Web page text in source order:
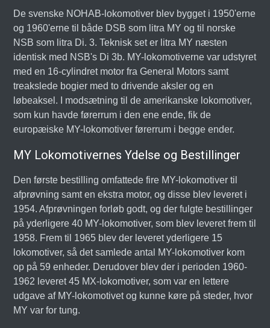
De svenske NOHAB-lokomotiver blev bygget i 1950'erne
og 1960'erne til både DSB som litra MY og til norske
NSB som litra Di. 3. Teknisk set er litra MY næsten
identisk med NSB's Di 3b. MY-lokomotiverne var udstyret
med en 16-cylindret motor fra General Motors samt
treakslede bogier med to drivende aksler og en
løbeaksel. I modsætning til de amerikanske lokomotiver,
som kun havde førerrum i den ene ende, fik de
europæiske MY-lokomotiver førerrum i begge ender.
MY Lokomotivernes Ydelse og Bestillinger
Den første bestilling omfattede fire MY-lokomotiver til
afprøvning samt en ekstra motor, og disse blev leveret i
1954. Afprøvningen forløb godt, og der fulgte bestillinger
på yderligere 40 MY-lokomotiver, som blev leveret frem til
1958. Frem til 1965 blev der leveret yderligere 15
lokomotiver, så det samlede antal MY-lokomotiver kom
op på 59 enheder. Derudover blev der i perioden 1960-
1962 leveret 45 MX-lokomotiver, som var en lettere
udgave af MY-lokomotivet og kunne køre på steder, hvor
MY var for tung.